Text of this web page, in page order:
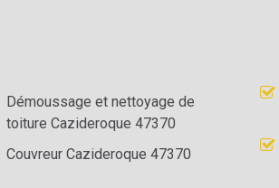
Démoussage et nettoyage de
toiture Cazideroque 47370
Couvreur Cazideroque 47370